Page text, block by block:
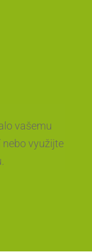
vašemu
nebo využijte